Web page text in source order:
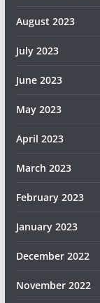
August 2023
July 2023
June 2023
May 2023
April 2023
March 2023
February 2023
January 2023
December 2022
November 2022